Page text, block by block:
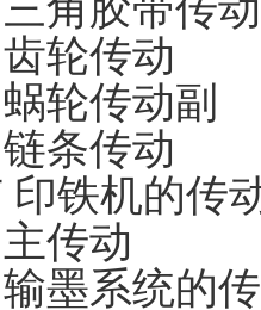
胶带传动
轮传动
传动副
条传动
铁机的传
传动
系统的